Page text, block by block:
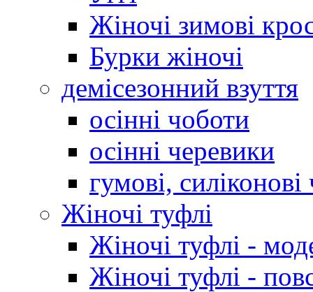
Жіночі зимові
Бурки жіночі
демісезонний взуття
осінні чоботи
осінні черевики
гумові,
Жіночі туфлі
Жіночі туфлі -
Жіночі туфлі -